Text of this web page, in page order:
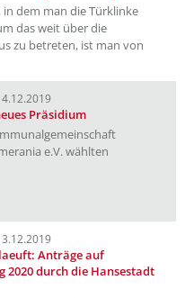
dem man die Türklinke
das weit über die
zu betreten, ist man von
Präsidium
e.V. wählten
Anträge auf
2020 durch die Hansestadt